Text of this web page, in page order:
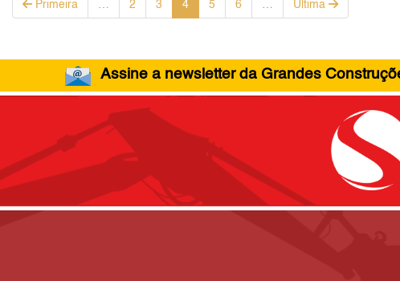
Primeira 2 3 4 5 6 Última
Assine a newsletter da Grandes